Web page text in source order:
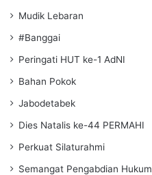
Mudik Lebaran
#Banggai
Peringati HUT ke-1 AdNI
Bahan Pokok
Jabodetabek
Dies Natalis ke-44 PERMAHI
Perkuat Silaturahmi
Semangat Pengabdian Hukum